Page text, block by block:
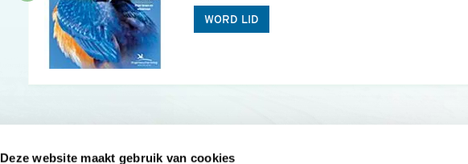
Deze website maakt gebruik van cookies
WORD LID